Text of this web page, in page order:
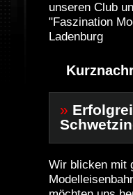
unseren Club
"Faszination
Ladenburg
»
Wir blicken mit